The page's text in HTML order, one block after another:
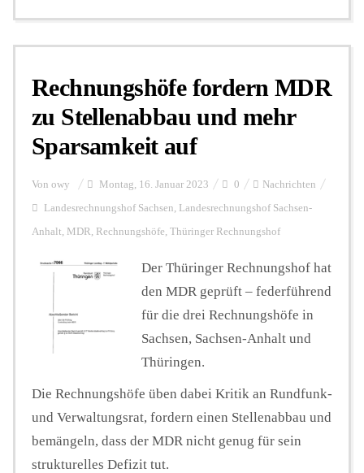
Rechnungshöfe fordern MDR
zu Stellenabbau und mehr
Sparsamkeit auf
Von owy Montag, 16. Januar 2023 0 Nachrichten
Landesrechnungshof Sachsen, Landesrechnungshof Sachsen-
Anhalt, MDR, Rechnungshöfe, Thüringer Rechnungshof
Der Thüringer Rechnungshof hat
den MDR geprüft – federführend
für die drei Rechnungshöfe in
Sachsen, Sachsen-Anhalt und
Thüringen.
Die Rechnungshöfe üben dabei Kritik an Rundfunk-
und Verwaltungsrat, fordern einen Stellenabbau und
bemängeln, dass der MDR nicht genug für sein
strukturelles Defizit tut.